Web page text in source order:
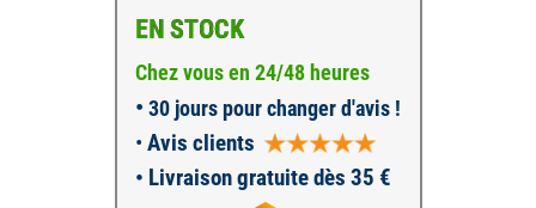
EN STOCK
Chez vous en 24/48 heures
• 30 jours pour changer d'avis !
• Avis clients
• Livraison gratuite dès 35 €